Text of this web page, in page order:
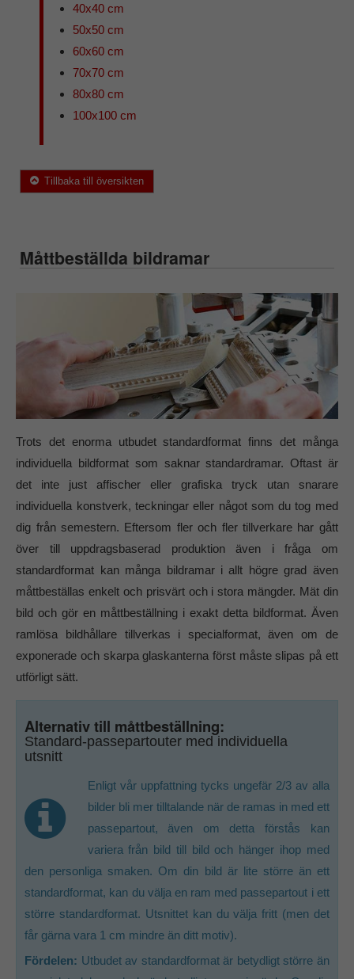
40x40 cm
50x50 cm
60x60 cm
70x70 cm
80x80 cm
100x100 cm
Tillbaka till översikten
Måttbeställda bildramar
Trots det enorma utbudet standardformat finns det många
individuella bildformat som saknar standardramar. Oftast är
det inte just affischer eller grafiska tryck utan snarare
individuella konstverk, teckningar eller något som du tog med
dig från semestern. Eftersom fler och fler tillverkare har gått
över till uppdragsbaserad produktion även i fråga om
standardformat kan många bildramar i allt högre grad även
måttbeställas enkelt och prisvärt och i stora mängder. Mät din
bild och gör en måttbeställning i exakt detta bildformat. Även
ramlösa bildhållare tillverkas i specialformat, även om de
exponerade och skarpa glaskanterna först måste slipas på ett
utförligt sätt.
Alternativ till måttbeställning:
Standard-passepartouter med individuella
utsnitt
Enligt vår uppfattning tycks ungefär 2/3 av alla
bilder bli mer tilltalande när de ramas in med ett
passepartout, även om detta förstås kan
variera från bild till bild och hänger ihop med
den personliga smaken. Om din bild är lite större än ett
standardformat, kan du välja en ram med passepartout i ett
större standardformat. Utsnittet kan du välja fritt (men det
får gärna vara 1 cm mindre än ditt motiv).
Fördelen: Utbudet av standardformat är betydligt större än